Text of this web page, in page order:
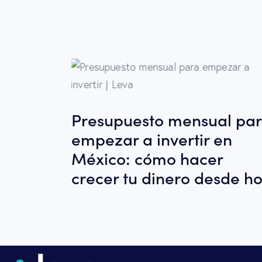
Presupuesto mensual
empezar a invertir en
México: cómo hacer
crecer tu dinero desde